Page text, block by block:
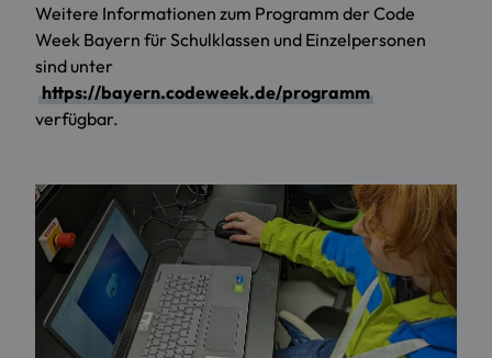
Weitere Informationen zum Programm der Code
Week Bayern für Schulklassen und Einzelpersonen
sind unter
https://bayern.codeweek.de/programm
verfügbar.